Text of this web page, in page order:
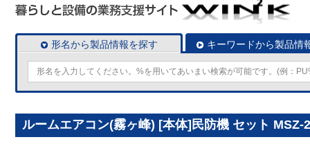
形名から製品情報を探す キーワードから製品情
ルームエアコン(霧ヶ峰) [本体]民防機 セット MSZ-